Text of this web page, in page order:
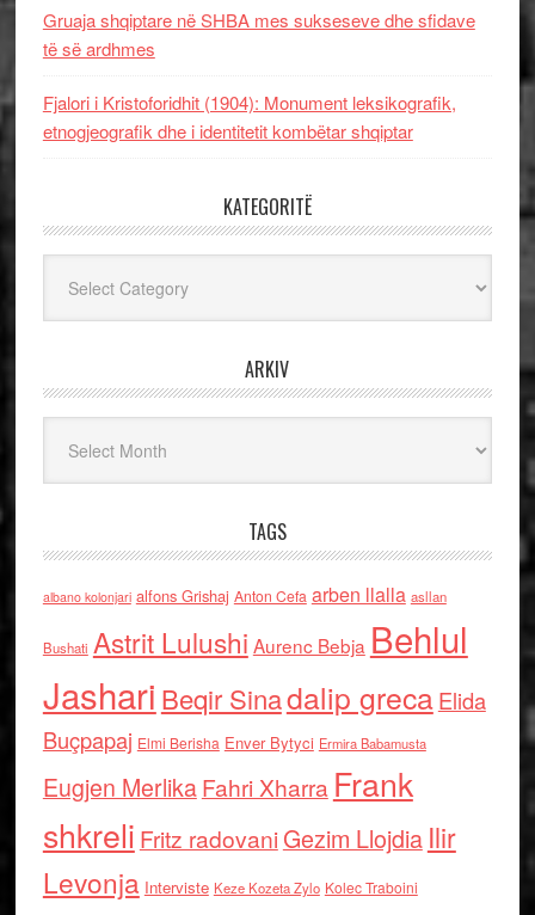
Gruaja shqiptare në SHBA mes sukseseve dhe sfidave
të së ardhmes
Fjalori i Kristoforidhit (1904): Monument leksikografik,
etnogjeografik dhe i identitetit kombëtar shqiptar
KATEGORITË
ARKIV
TAGS
albano kolonjari alfons Grishaj Anton Cefa arben llalla asllan
Bushati Astrit Lulushi Aurenc Bebja Behlul
Jashari Beqir Sinadalip grecaElida
Buçpapaj Elmi Berisha Enver Bytyci Ermira Babamusta
Eugjen MerlikaFahri Xharra Frank
shkreli Fritz radovaniGezim Llojdia Ilir
Levonja Interviste Keze Kozeta Zylo Kolec Traboini